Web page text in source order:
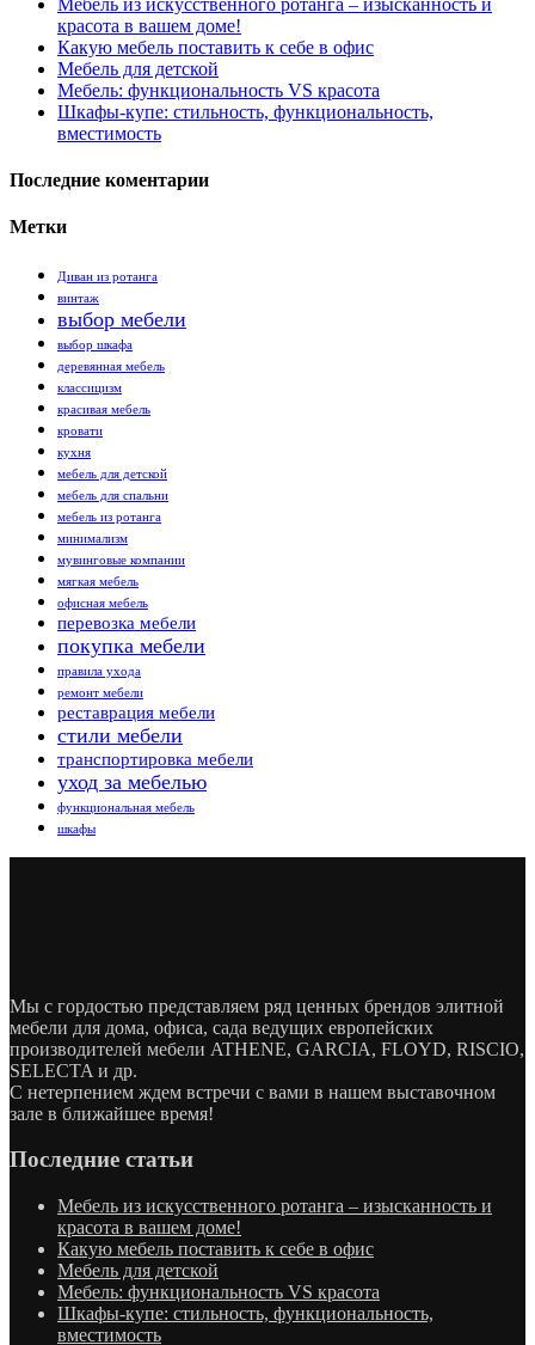
красота в вашем доме!
Какую мебель поставить к себе в офис
Мебель для детской
Мебель: функциональность VS красота
Шкафы-купе: стильность, функциональность,
вместимость
Последние коментарии
Метки
Диван из ротанга
винтаж
выбор мебели
выбор шкафа
деревянная мебель
классицизм
красивая мебель
кровати
кухня
мебель для детской
мебель для спальни
мебель из ротанга
минимализм
мувинговые компании
мягкая мебель
офисная мебель
перевозка мебели
покупка мебели
правила ухода
ремонт мебели
реставрация мебели
стили мебели
транспортировка мебели
уход за мебелью
функциональная мебель
шкафы
Мы с гордостью представляем ряд ценных брендов элитной
мебели для дома, офиса, сада ведущих европейских
производителей мебели ATHENE, GARCIA, FLOYD, RISCIO,
SELECTA и др.
С нетерпением ждем встречи с вами в нашем выставочном
зале в ближайшее время!
Последние статьи
Мебель из искусственного ротанга – изысканность и
красота в вашем доме!
Какую мебель поставить к себе в офис
Мебель для детской
Мебель: функциональность VS красота
Шкафы-купе: стильность, функциональность,
вместимость